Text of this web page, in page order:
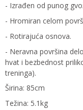
- Izrađen od punog
- Hromiran celom
- Rotirajuća osnova.
- Neravna površina
hvat i bezbednost
treninga).
Širina: 85cm
Težina: 5.1kg